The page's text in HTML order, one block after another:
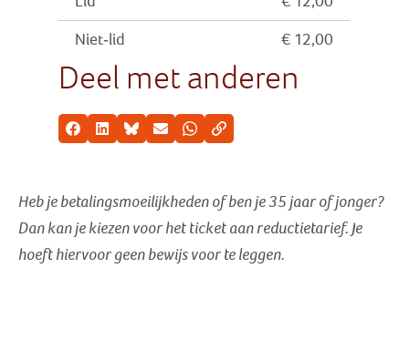
Niet-lid € 12,00
Deel met anderen
Facebook
LinkedInBlueskyE-mailWhatsappKopieer link
Heb je betalingsmoeilijkheden of ben je 35 jaar of jonger?
Dan kan je kiezen voor het ticket aan reductietarief. Je
hoeft hiervoor geen bewijs voor te leggen.